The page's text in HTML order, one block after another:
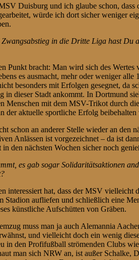
Duisburg und ich glaube schon,
würde ich dort sicher weniger
in die Dritte Liga hast
Punkt bracht: Man wird sich des
es ausmacht, mehr oder weniger
besonders mit Erfolgen gesegnet, da
dieser Stadt ankommt. In Dortmund
Menschen mit dem MSV-Trikot durch
der aktuelle sportliche Erfolg
an anderer Stelle wieder an den
Anlässen ist vorgezeichnet – da ist
den nächsten Wochen sicher noch
es gab sogar Solidaritätsaktionen
interessiert hat, dass der MSV
Stadion aufliefen und schließlich eine
künstliche Aufschütten von Gräben.
muss man ja auch Alemannia
und vielleicht doch ein wenig
in den Profifußball strömenden Clubs
man sich NRW an, ist außer